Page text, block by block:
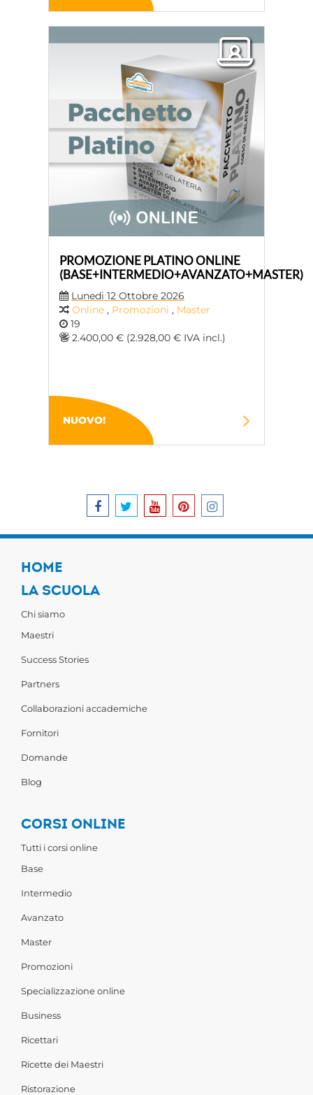
PROMOZIONE PLATINO ONLINE
(BASE+INTERMEDIO+AVANZATO+MASTER)
Lunedi 12 Ottobre 2026
Online , Promozioni , Master
19
2.400,00 € (2.928,00 € IVA incl.)
NUOVO!
HOME
LA SCUOLA
Chi siamo
Maestri
Success Stories
Partners
Collaborazioni accademiche
Fornitori
Domande
Blog
CORSI ONLINE
Tutti i corsi online
Base
Intermedio
Avanzato
Master
Promozioni
Specializzazione online
Business
Ricettari
Ricette dei Maestri
Ristorazione